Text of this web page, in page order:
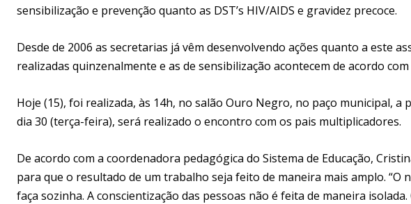
sensibilização e prevenção quanto as DST’s HIV/AIDS e gravidez precoce.
Desde de 2006 as secretarias já vêm desenvolvendo ações quanto a este
realizadas quinzenalmente e as de sensibilização acontecem de acordo
Hoje (15), foi realizada, às 14h, no salão Ouro Negro, no paço municipal, a
dia 30 (terça-feira), será realizado o encontro com os pais multiplicadores.
De acordo com a coordenadora pedagógica do Sistema de Educação,
para que o resultado de um trabalho seja feito de maneira mais amplo. “O
faça sozinha. A conscientização das pessoas não é feita de maneira